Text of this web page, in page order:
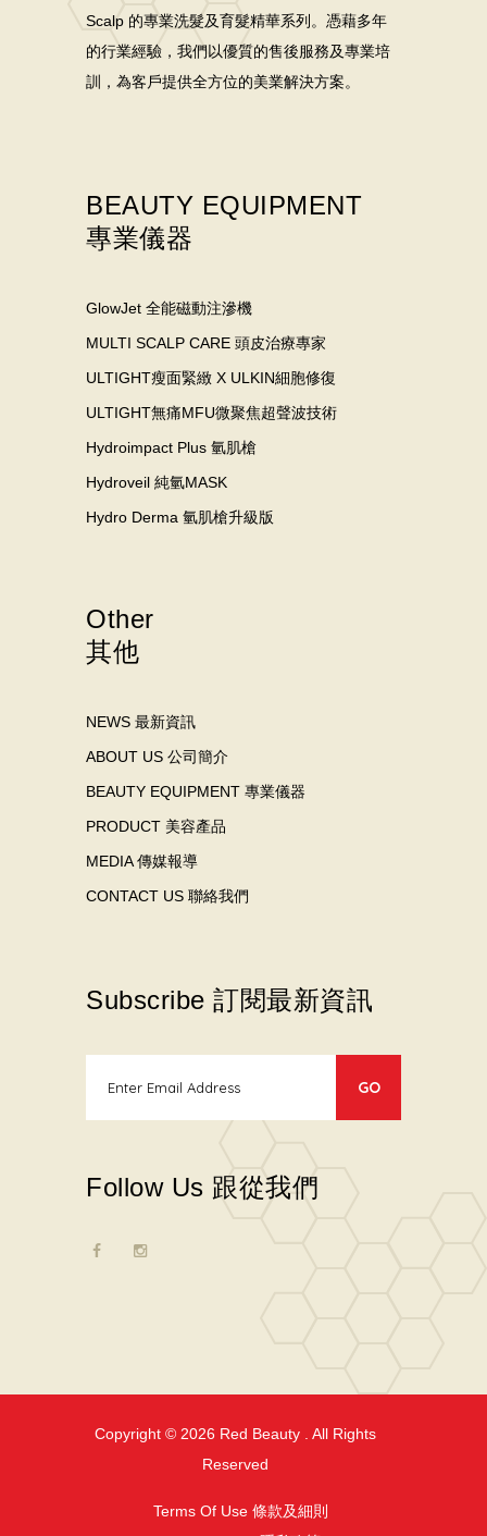
Scalp 的專業洗髮及育髮精華系列。憑藉多年
的行業經驗，我們以優質的售後服務及專業培
訓，為客戶提供全方位的美業解決方案。
BEAUTY EQUIPMENT
專業儀器
GlowJet 全能磁動注滲機
MULTI SCALP CARE 頭皮治療專家
ULTIGHT瘦面緊緻 X ULKIN細胞修復
ULTIGHT無痛MFU微聚焦超聲波技術
Hydroimpact Plus 氫肌槍
Hydroveil 純氫MASK
Hydro Derma 氫肌槍升級版
Other
其他
NEWS 最新資訊
ABOUT US 公司簡介
BEAUTY EQUIPMENT 專業儀器
PRODUCT 美容產品
MEDIA 傳媒報導
CONTACT US 聯絡我們
Subscribe 訂閱最新資訊
Follow Us 跟從我們
Copyright © 2026 Red Beauty
. All Rights
Reserved
Terms Of Use 條款及細則